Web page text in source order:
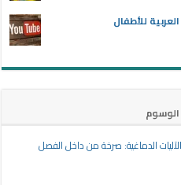
الوسوم
الدماغية: صرخة من داخل الفصل